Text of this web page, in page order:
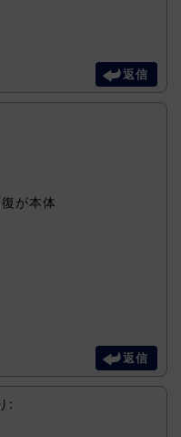
返信
が本体
返信
: